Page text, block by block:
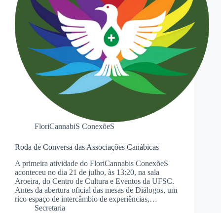
FloriCannabiS ConexõeS
Roda de Conversa das Associações Canábicas
A primeira atividade do FloriCannabis ConexõeS
aconteceu no dia 21 de julho, às 13:20, na sala
Aroeira, do Centro de Cultura e Eventos da UFSC.
Antes da abertura oficial das mesas de Diálogos, um
rico espaço de intercâmbio de experiências,…
Secretaria